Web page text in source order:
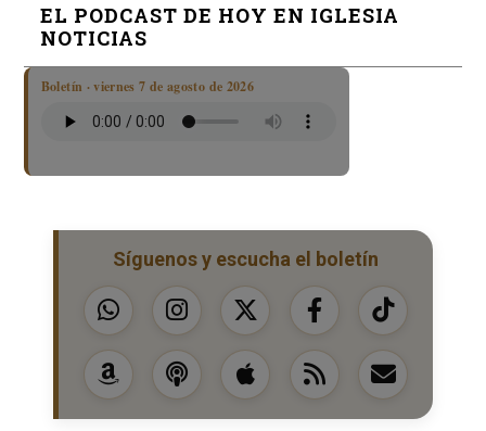
EL PODCAST DE HOY EN IGLESIA
NOTICIAS
Boletín · viernes 7 de agosto de 2026
Síguenos y escucha el boletín